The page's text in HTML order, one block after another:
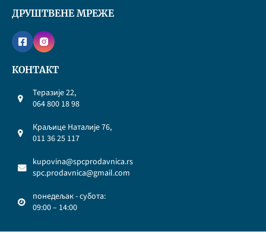
ДРУШТВЕНЕ МРЕЖЕ
КОНТАКТ
Теразије 22,
064 800 18 98
Краљице Наталије 76,
011 36 25 117
kupovina@spcprodavnica.rs
spc.prodavnica@gmail.com
понедељак - субота:
09:00 – 14:00